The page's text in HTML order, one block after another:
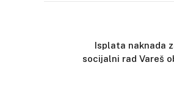
Isplata naknada
socijalni rad Vareš